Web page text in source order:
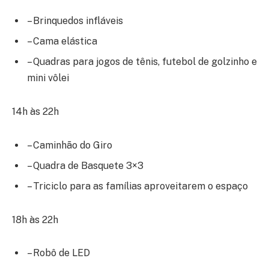
– Brinquedos infláveis
– Cama elástica
– Quadras para jogos de tênis, futebol de golzinho e
mini vôlei
14h às 22h
– Caminhão do Giro
– Quadra de Basquete 3×3
– Triciclo para as famílias aproveitarem o espaço
18h às 22h
– Robô de LED